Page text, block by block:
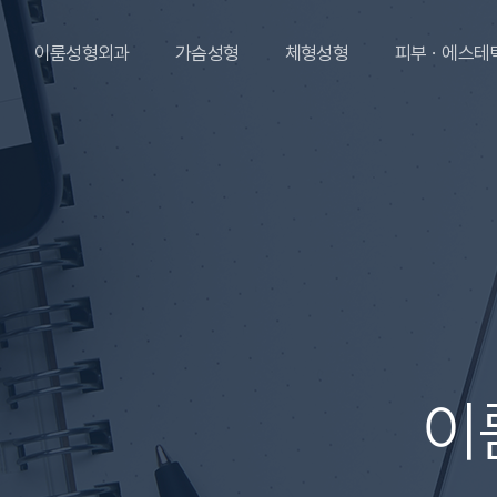
이룸성형외과 가슴성형 체형성형 피부ㆍ에스테